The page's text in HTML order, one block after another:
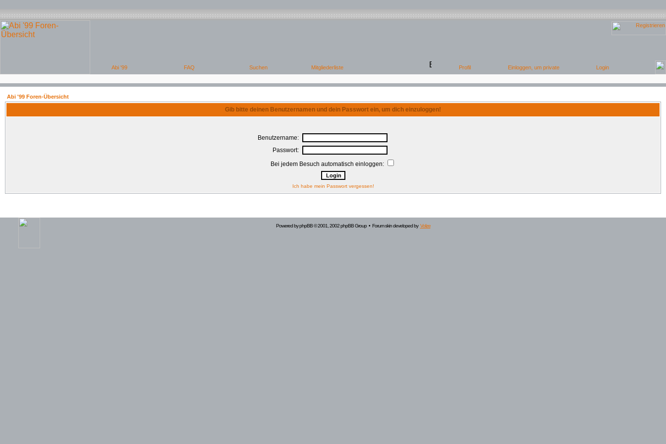
Abi '99 Foren-Übersicht
Gib bitte deinen Benutzernamen und dein Passwort ein, um dich einzuloggen!
Benutzername:
Passwort:
Bei jedem Besuch automatisch einloggen:
Ich habe mein Passwort vergessen!
Powered byphpBB© 2001, 2002 phpBB Group • Forum skin developed by Volize